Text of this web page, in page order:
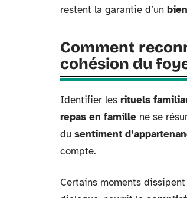
restent la garantie d’un
Comment
cohésion du
Identifier les rituels
repas en famille ne se
du sentiment
compte.
Certains moments